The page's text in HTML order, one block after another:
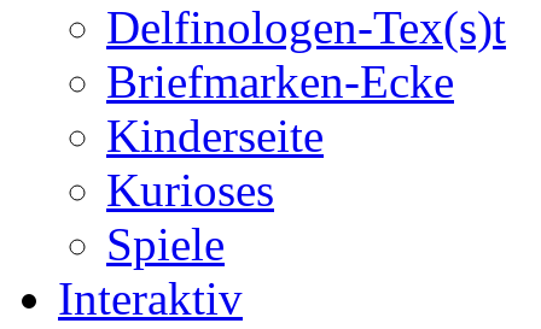
Delfinologen-Tex(s)t
Briefmarken-Ecke
Kinderseite
Kurioses
Spiele
Interaktiv